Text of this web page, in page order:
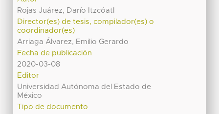
Rojas Juárez, Darío Itzcóatl
Director(es) de tesis, compilador(es) o
coordinador(es)
Arriaga Álvarez, Emilio Gerardo
Fecha de publicación
2020-03-08
Editor
Universidad Autónoma del Estado de
México
Tipo de documento